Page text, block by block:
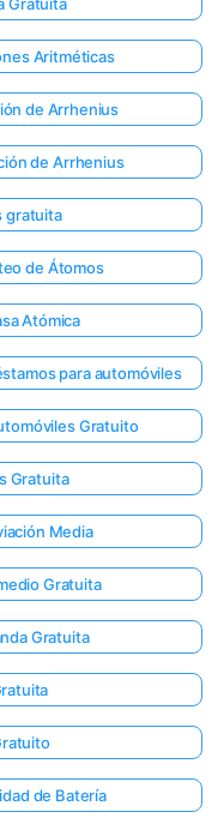
Aritméticas
de Arrhenius
de Arrhenius
gratuita
de Átomos
Atómica
para automóviles
Gratuito
Gratuita
Media
Gratuita
Gratuita
de Batería